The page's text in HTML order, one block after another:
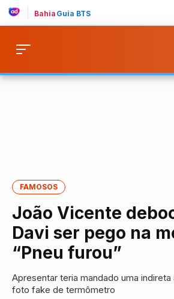
Bahia Guia BTS
FAMOSOS
João Vicente
Davi ser pego na
“Pneu furou”
Apresentar teria mandado uma
foto fake de termômetro